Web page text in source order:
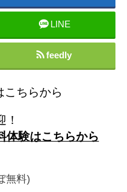
LINE
feedly
こちらから
！
体験はこちらから
無料)